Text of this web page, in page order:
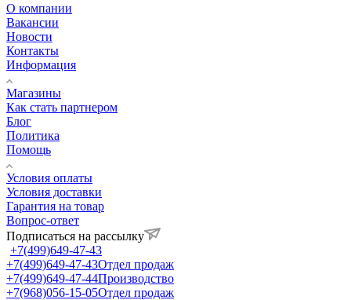
О компании
Вакансии
Новости
Контакты
Информация
Магазины
Как стать партнером
Блог
Политика
Помощь
Условия оплаты
Условия доставки
Гарантия на товар
Вопрос-ответ
Подписаться на рассылку
+7(499)649-47-43
+7(499)649-47-43Отдел продаж
+7(499)649-47-44Производство
+7(968)056-15-05Отдел продаж